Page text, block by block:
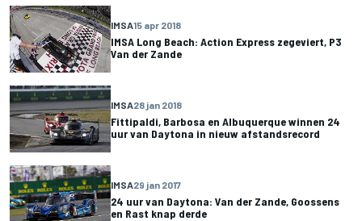
IMSA15 apr 2018
IMSA Long Beach: Action Express zegeviert, P3
Van der Zande
IMSA28 jan 2018
Fittipaldi, Barbosa en Albuquerque winnen 24
uur van Daytona in nieuw afstandsrecord
IMSA29 jan 2017
24 uur van Daytona: Van der Zande, Goossens
en Rast knap derde